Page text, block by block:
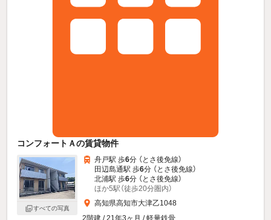
コンフォートＡの賃貸物件
すべての写真
舟戸駅 歩6分 （とさ後免線）
田辺島通駅 歩6分 （とさ後免線）
北浦駅 歩6分 （とさ後免線）
ほか5駅（徒歩20分圏内）
高知県高知市大津乙1048
2階建 / 21年3ヶ月 / 軽量鉄骨